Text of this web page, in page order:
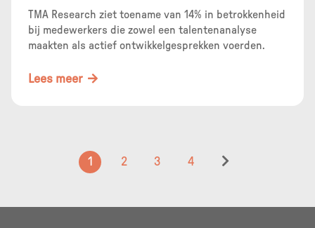
TMA Research ziet toename van 14% in betrokkenheid
bij medewerkers die zowel een talentenanalyse
maakten als actief ontwikkelgesprekken voerden.
Lees meer
1 2 3 4